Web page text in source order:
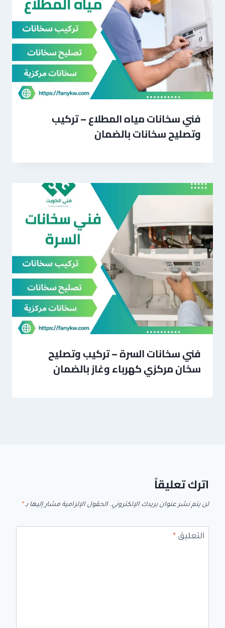
فني سخانات مياه المطلاع – تركيب
وتصليح سخانات بالضمان
فني سخانات السرة – تركيب وتصليح
سخان مركزي كهرباء وغاز بالضمان
اترك تعليقاً
لن يتم نشر عنوان بريدك الإلكتروني. الحقول الإلزامية مشار إليها بـ*
التعليق *